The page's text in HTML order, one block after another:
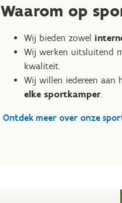
Waarom op
Wij bieden zowel
Wij werken uitsluitend
kwaliteit.
Wij willen iedereen aan
elke sportkamper.
Ontdek meer over onze